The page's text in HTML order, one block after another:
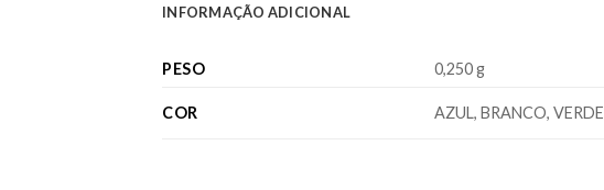
INFORMAÇÃO ADICIONAL
PESO 0,250 g
COR AZUL, BRANCO, VERDE